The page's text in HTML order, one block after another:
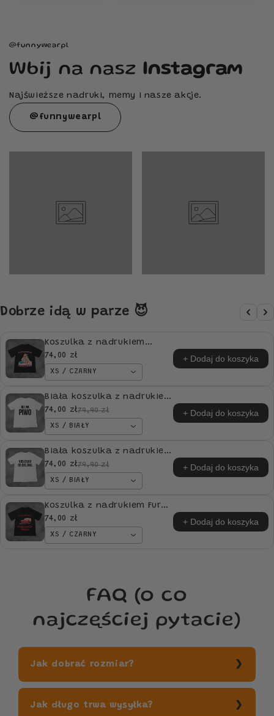
@funnywearpl
Wbij na nasz Instagram
Najświeższe nadruki, memy i nasze akcje.
@funnywearpl
Dobrze idą w parze 😈
Koszulka z nadrukiem
Doświadczona Lodziara
idealna na PREZENT
74,00 zł
XS / CZARNY
+ Dodaj do koszyka
Biała koszulka z nadrukiem
Koszulka Ide Na Piwo
idealna na PREZENT
74,00 zł79,90 zł
XS / BIAŁY
+ Dodaj do koszyka
Biała koszulka z nadrukiem
Koszulka Do Chlania
idealna na PREZENT
74,00 zł79,90 zł
XS / BIAŁY
+ Dodaj do koszyka
Koszulka z nadrukiem Fura
Gwizda Kierowca Pizda
idealna na PREZENT
74,00 zł
XS / CZARNY
+ Dodaj do koszyka
FAQ (o co
najczęściej pytacie)
Jak dobrać rozmiar?
Jak długo trwa wysyłka?